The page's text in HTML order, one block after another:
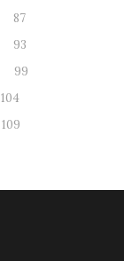
87
93
99
104
109